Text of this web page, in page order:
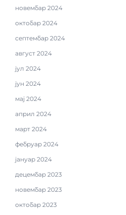
новембар 2024
октобар 2024
септембар 2024
август 2024
јул 2024
јун 2024
мај 2024
април 2024
март 2024
фебруар 2024
јануар 2024
децембар 2023
новембар 2023
октобар 2023